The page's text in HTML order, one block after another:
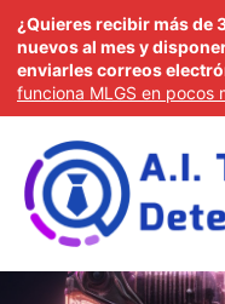
¿Quieres recibir más
nuevos al mes y
enviarles correos
funciona MLGS en pocos